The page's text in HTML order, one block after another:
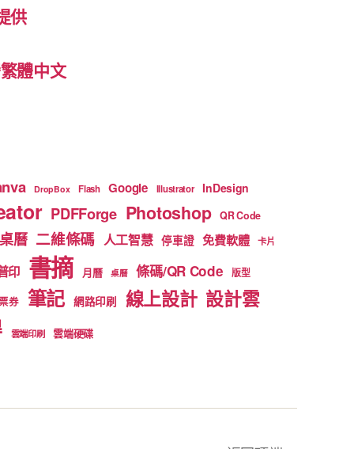
供
體中文
DropBox Flash Google Illustrator InDesign
PDFForge Photoshop QR Code
曆 二維條碼 人工智慧 停車證 免費軟體 卡片
印 書摘 月曆 桌曆 條碼/QR Code 版型
券 筆記 網路印刷 線上設計 設計雲
雲端印刷 雲端硬碟